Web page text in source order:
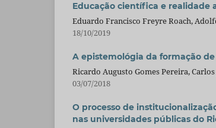
Educação científica e realidade
Eduardo Francisco Freyre Roach,
18/10/2019
A epistemológia da formação
Ricardo Augusto Gomes Pereira,
03/07/2018
O processo de
nas universidades públicas do